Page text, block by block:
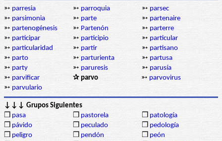
➳ parresia ➳ parroquia ➳ parsec
➳ parsimonia ➳ parte ➳ partenaire
➳ partenogénesis ➳ Partenón ➳ parterre
➳ participar ➳ participio ➳ particular
➳ particularidad ➳ partir ➳ partisano
➳ parto ➳ parturienta ➳ partusa
➳ party ➳ paruresis ➳ parusía
➳ parvificar ✰ parvo ➳ parvovirus
➳ parvulario
↓↓↓ Grupos Siguientes
❒ pasa ❒ pastorela ❒ patología
❒ pávido ❒ peculado ❒ pedología
❒ peligro ❒ pendón ❒ peón